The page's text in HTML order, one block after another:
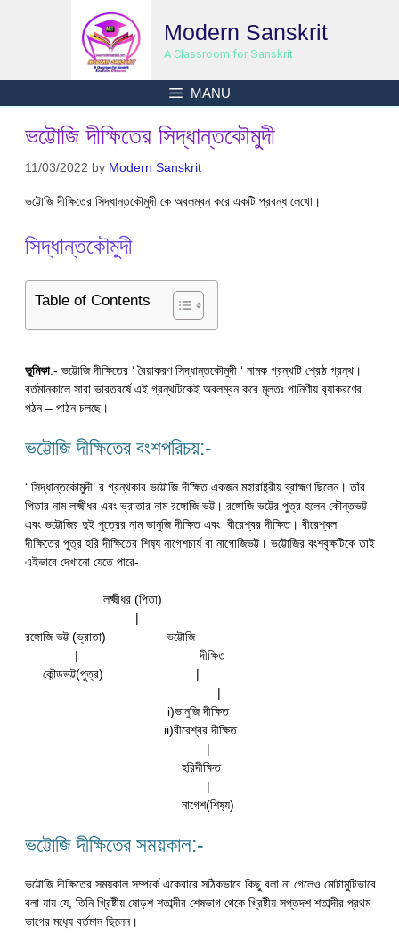
Modern Sanskrit
A Classroom for Sanskrit
MANU
ভট্টোজি দীক্ষিতের সিদ্ধান্তকৌমুদী
11/03/2022 by Modern Sanskrit
ভট্টোজি দীক্ষিতের সিদ্ধান্তকৌমুদী কে অবলম্বন করে একটি প্রবন্ধ লেখো।
সিদ্ধান্তকৌমুদী
Table of Contents
ভূমিকা:- ভট্টোজি দীক্ষিতের ‘ বৈয়াকরণ সিদ্ধান্তকৌমুদী ‘ নামক গ্রন্থটি শ্রেষ্ঠ গ্রন্থ।
বর্তমানকালে সারা ভারতবর্ষে এই গ্রন্থটিকেই অবলম্বন করে মূলতঃ পানিণীয় ব‍্যাকরণের
পঠন – পাঠন চলছে।
ভট্টোজি দীক্ষিতের বংশপরিচয়:-
‘ সিদ্ধান্তকৌমুদী’ র গ্রন্থকার ভট্টোজি দীক্ষিত একজন মহারাষ্ট্রীয় ব্রাহ্মণ ছিলেন। তাঁর
পিতার নাম লক্ষ্মীধর এবং ভ্রাতার নাম রঙ্গোজি ভট্ট। রঙ্গোজি ভট্টের পুত্র হলেন কৌন্তভট্ট
এবং ভট্টোজির দুই পুত্রের নাম ভানুজি দীক্ষিত এবং বীরেশ্বর দীক্ষিত। বীরেশ্বল
দীক্ষিতের পুত্র হরি দীক্ষিতের শিষ‍্য নাগেশচার্য বা নাগোজিভট্ট। ভট্টোজির বংশবৃক্ষটিকে তাই
এইভাবে দেখানো যেতে পারে-
লক্ষ্মীধর (পিতা)
|
রঙ্গোজি ভট্ট (ভ্রাতা) ভট্টোজি
| দীক্ষিত
কৌন্ডভট্ট(পুত্র) |
|
i)ভানুজি দীক্ষিত
ii)বীরেশ্বর দীক্ষিত
|
হরিদীক্ষিত
|
নাগেশ(শিষ‍্য)
ভট্টোজি দীক্ষিতের সময়কাল:-
ভট্টোজি দীক্ষিতের সময়কাল সম্পর্কে একেবারে সঠিকভাবে কিছু বলা না গেলেও মোটামুটিভাবে
বলা যায় যে, তিনি খ্রিষ্টীয় ষোড়শ শতাব্দীর শেষভাগ থেকে খ্রিষ্টীয় সপ্তদশ শতাব্দীর প্রথম
ভাগের মধ‍্যে বর্তমান ছিলেন।